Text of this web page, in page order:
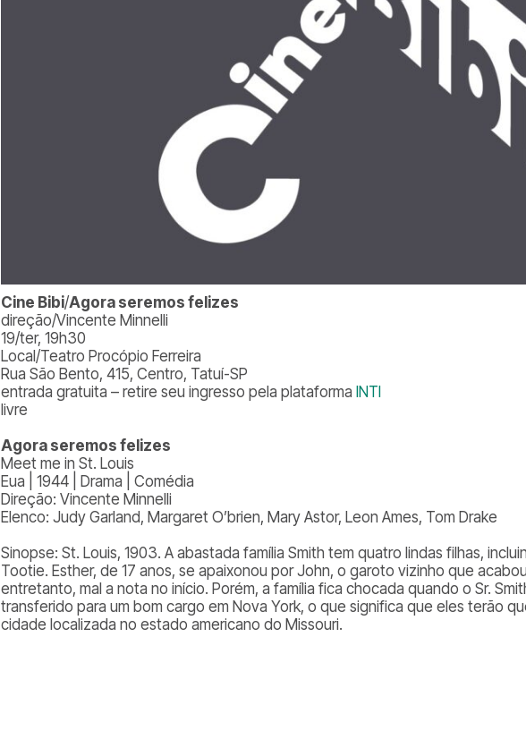
Cine Bibi/Agora seremos felizes
direção/Vincente Minnelli
19/ter, 19h30
Local/Teatro Procópio Ferreira
Rua São Bento, 415, Centro, Tatuí-SP
entrada gratuita – retire seu ingresso pela plataformaINTI
livre
Agora seremos felizes
Meet me in St. Louis
Eua | 1944 | Drama | Comédia
Direção: Vincente Minnelli
Elenco: Judy Garland, Margaret O’brien, Mary Astor, Leon Ames, Tom Drake
Sinopse: St. Louis, 1903. A abastada família Smith tem quatro lindas filhas,
Tootie. Esther, de 17 anos, se apaixonou por John, o garoto vizinho que
entretanto, mal a nota no início. Porém, a família fica chocada quando o Sr.
transferido para um bom cargo em Nova York, o que significa que eles terão
cidade localizada no estado americano do Missouri.